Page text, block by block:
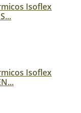
Isoflex
Isoflex